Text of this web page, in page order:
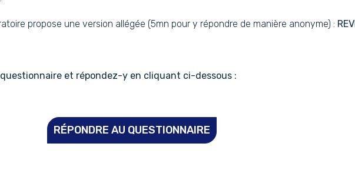
propose une version allégée (5mn pour y répondre de manière anonyme) :
et répondez-y en cliquant ci-dessous :
RÉPONDRE AU QUESTIONNAIRE